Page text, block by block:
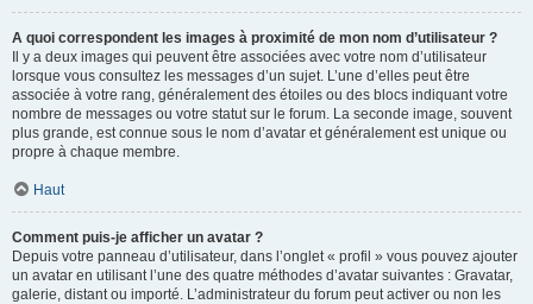
A quoi correspondent les images à proximité de mon nom d’utilisateur ?
Il y a deux images qui peuvent être associées avec votre nom d’utilisateur
lorsque vous consultez les messages d’un sujet. L’une d’elles peut être
associée à votre rang, généralement des étoiles ou des blocs indiquant votre
nombre de messages ou votre statut sur le forum. La seconde image, souvent
plus grande, est connue sous le nom d’avatar et généralement est unique ou
propre à chaque membre.
Haut
Comment puis-je afficher un avatar ?
Depuis votre panneau d’utilisateur, dans l’onglet « profil » vous pouvez ajouter
un avatar en utilisant l’une des quatre méthodes d’avatar suivantes : Gravatar,
galerie, distant ou importé. L’administrateur du forum peut activer ou non les